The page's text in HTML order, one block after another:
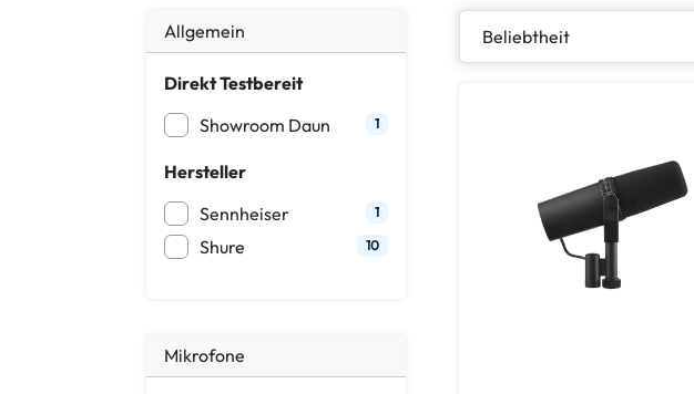
Allgemein
Direkt Testbereit
Showroom Daun
1
Hersteller
Sennheiser
1
Shure 10
Mikrofone